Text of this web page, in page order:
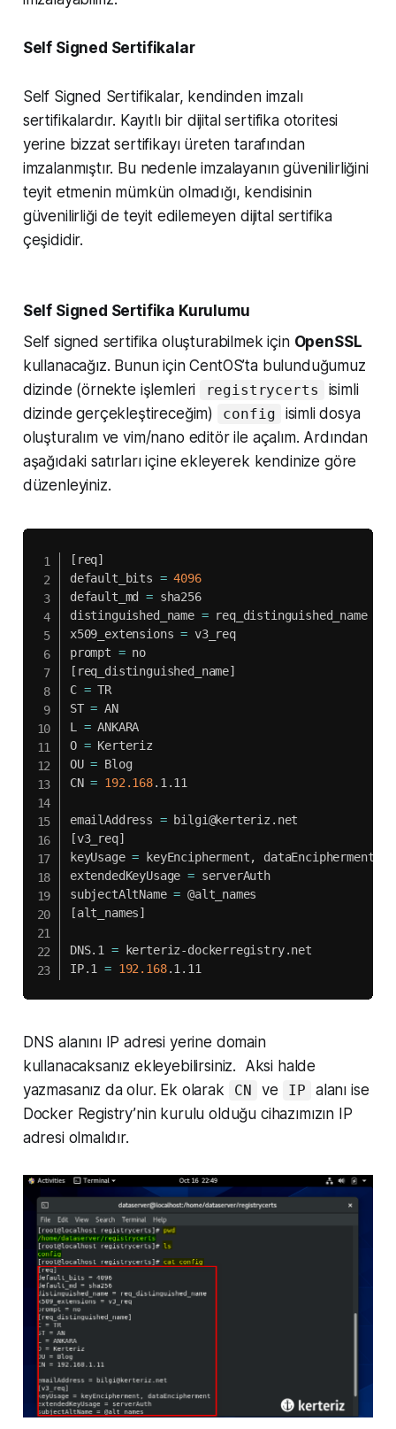
Self Signed Sertifikalar
Self Signed Sertifikalar, kendinden imzalı
sertifikalardır. Kayıtlı bir dijital sertifika otoritesi
yerine bizzat sertifikayı üreten tarafından
imzalanmıştır. Bu nedenle imzalayanın güvenilirliğini
teyit etmenin mümkün olmadığı, kendisinin
güvenilirliği de teyit edilemeyen dijital sertifika
çeşididir.
Self Signed Sertifika Kurulumu
Self signed sertifika oluşturabilmek için OpenSSL
kullanacağız. Bunun için CentOS’ta bulunduğumuz
dizinde (örnekte işlemleri
registrycerts
isimli
dizinde gerçekleştireceğim)
config
isimli dosya
oluşturalım ve vim/nano editör ile açalım. Ardından
aşağıdaki satırları içine ekleyerek kendinize göre
düzenleyiniz.
[ req]
default_bits = 4096
default_md = sha256
distinguished_name = req_distinguished_name
x509_extensions = v3_req
prompt =
[ req_distinguished_name]
C = TR
ST = AN
L = ANKARA
O = Kerteriz
OU = Blog
CN = 192.168.1.11
emailAddress =
[v3_req]
keyUsage = keyEncipherment, dataEncipherment
extendedKeyUsage = serverAuth
subjectAltName =
[alt_names]
DNS.1 = kerteriz-dockerregistry.net
IP.1 = 192.168.1.11
DNS alanını IP adresi yerine domain
kullanacaksanız ekleyebilirsiniz. Aksi halde
yazmasanız da olur. Ek olarak
CN ve IP
alanı ise
Docker Registry’nin kurulu olduğu cihazımızın IP
adresi olmalıdır.